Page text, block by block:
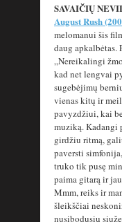
SAVAIČIŲ
August Rush
melomanui šis
daug apkalbėtas.
„Nereikalingi
kad net lengvai
sugebėjimų
vienas kitų ir
pavyzdžiui, kai
muziką. Kadangi
girdžiu ritmą,
paversti
truko tik pusę
paima gitarą ir
Mmm, reiks ir
šleikščiai
nusibodusių